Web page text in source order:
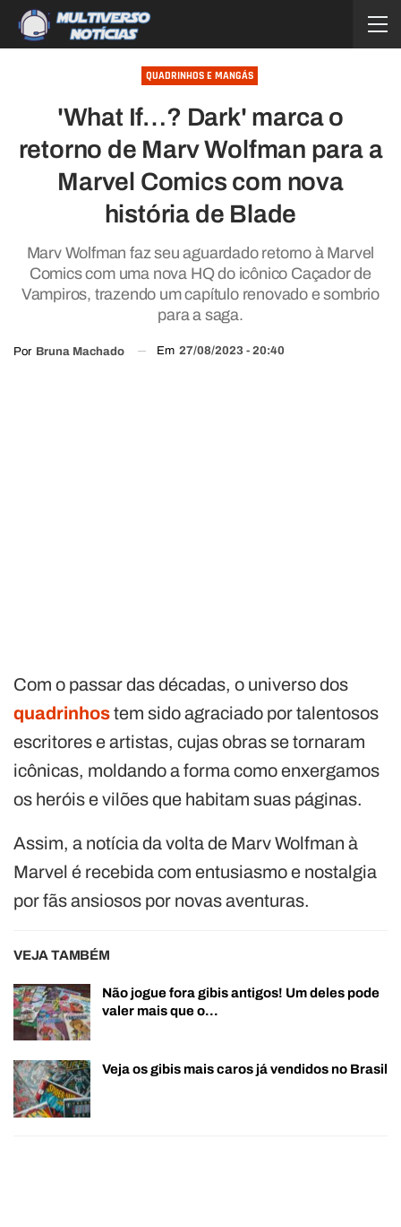
QUADRINHOS E MANGÁS
'What If…? Dark' marca o
retorno de Marv Wolfman para a
Marvel Comics com nova
história de Blade
Marv Wolfman faz seu aguardado retorno à Marvel
Comics com uma nova HQ do icônico Caçador de
Vampiros, trazendo um capítulo renovado e sombrio
para a saga.
Por Bruna Machado Em 27/08/2023 - 20:40
Com o passar das décadas, o universo dos
quadrinhostem sido agraciado por talentosos
escritores e artistas, cujas obras se tornaram
icônicas, moldando a forma como enxergamos
os heróis e vilões que habitam suas páginas.
Assim, a notícia da volta de Marv Wolfman à
Marvel é recebida com entusiasmo e nostalgia
por fãs ansiosos por novas aventuras.
VEJA TAMBÉM
Não jogue fora gibis antigos! Um deles pode
valer mais que o…
Veja os gibis mais caros já vendidos no Brasil